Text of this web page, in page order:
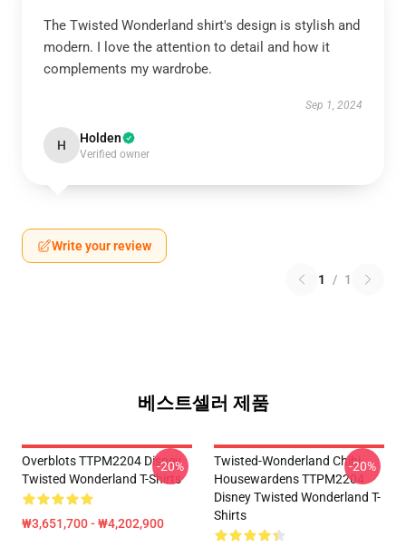
The Twisted Wonderland shirt's design is stylish and
modern. I love the attention to detail and how it
complements my wardrobe.
Sep 1, 2024
H Holden
Verified owner
Write your review
1 / 1
베스트셀러 제품
Overblots TTPM2204 Disney
Twisted Wonderland T-Shirts
₩3,651,700 - ₩4,202,900
-20%
Twisted-Wonderland Chibi
Housewardens TTPM2204
Disney Twisted Wonderland T-
Shirts
-20%